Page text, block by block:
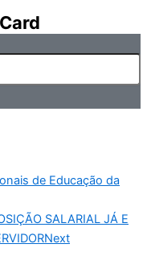
de Educação da
SALARIAL JÁ E
Next